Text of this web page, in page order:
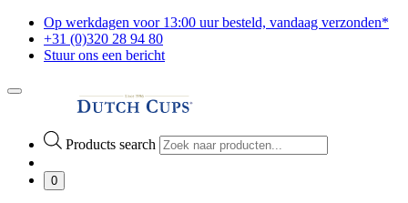
Op werkdagen voor 13:00 uur besteld, vandaag verzonden*
+31 (0)320 28 94 80
Stuur ons een bericht
Products search
0